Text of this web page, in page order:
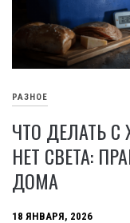
РАЗНОЕ
ЧТО ДЕЛАТЬ
НЕТ СВЕТА:
ДОМА
18 ЯНВАРЯ, 2026